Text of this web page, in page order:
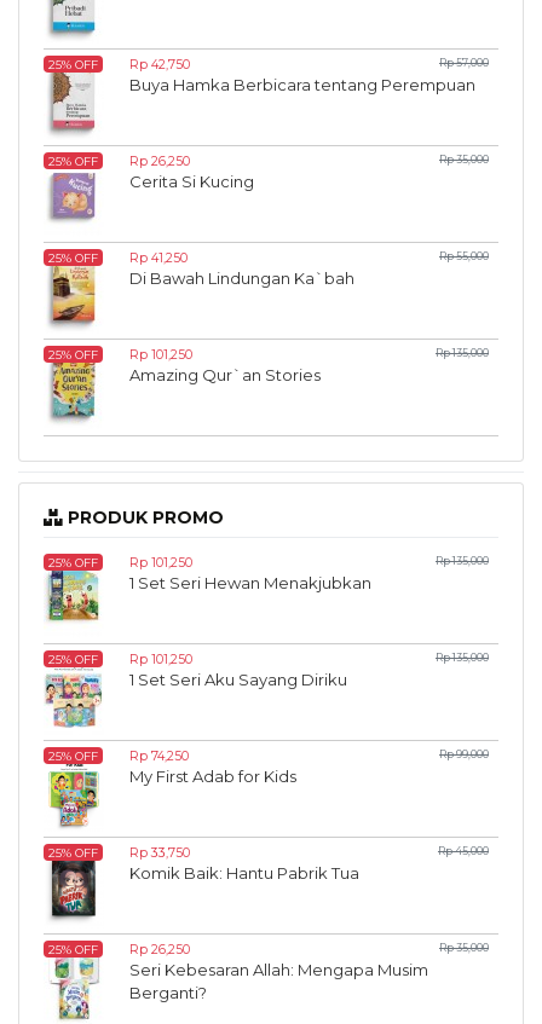
25% OFF Rp 42,750 Rp 57,000
Buya Hamka Berbicara tentang Perempuan
25% OFF Rp 26,250 Rp 35,000
Cerita Si Kucing
25% OFF Rp 41,250 Rp 55,000
Di Bawah Lindungan Ka`bah
25% OFF Rp 101,250 Rp 135,000
Amazing Qur`an Stories
PRODUK PROMO
25% OFF Rp 101,250 Rp 135,000
1 Set Seri Hewan Menakjubkan
25% OFF Rp 101,250 Rp 135,000
1 Set Seri Aku Sayang Diriku
25% OFF Rp 74,250 Rp 99,000
My First Adab for Kids
25% OFF Rp 33,750 Rp 45,000
Komik Baik: Hantu Pabrik Tua
25% OFF Rp 26,250 Rp 35,000
Seri Kebesaran Allah: Mengapa Musim
Berganti?